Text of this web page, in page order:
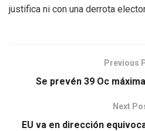
justifica ni con una derrota
Previous
Se prevén 39 Oc
Next
EU va en dirección